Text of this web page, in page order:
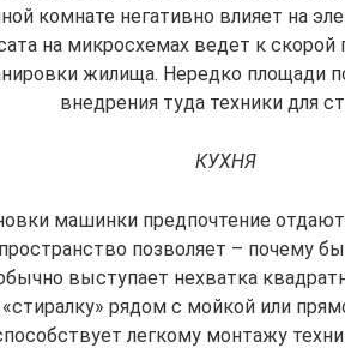
комнате негативно влияет на
на микросхемах ведет к
жилища. Нередко площади
внедрения туда техники для
КУХНЯ
машинки предпочтение
позволяет – почему
обычно выступает нехватка
рядом с мойкой или
легкому монтажу